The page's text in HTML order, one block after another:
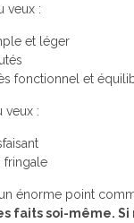
veux :
et léger
fonctionnel et
veux :
fringale
énorme point
faits soi-même. Si